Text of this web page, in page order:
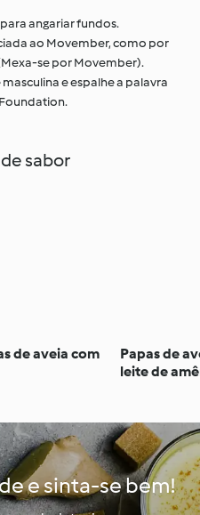
angariar fundos.
ao Movember, como por
se por Movember).
e espalhe a palavra
sabor
de aveia com
Papas de
leite de
e sinta-se bem!